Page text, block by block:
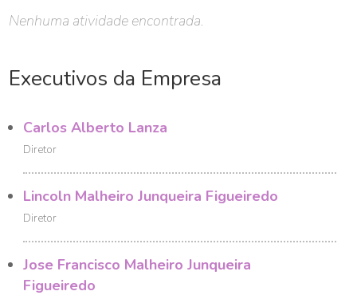
Nenhuma atividade encontrada.
Executivos da Empresa
Carlos Alberto Lanza
Diretor
Lincoln Malheiro Junqueira Figueiredo
Diretor
Jose Francisco Malheiro Junqueira
Figueiredo